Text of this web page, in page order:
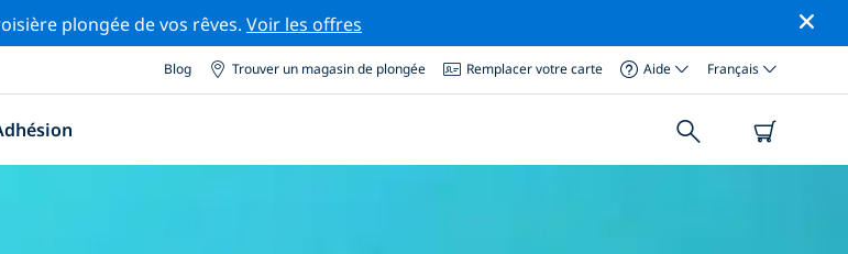
plongée de vos rêves. Voir les offres
Blog Trouver un magasin de plongée Remplacer votre carte Aide Français